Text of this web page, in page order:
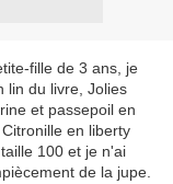
fille de 3 ans, je
lin du livre, Jolies
et passepoil en
en liberty
100 et je n'ai
de la jupe.